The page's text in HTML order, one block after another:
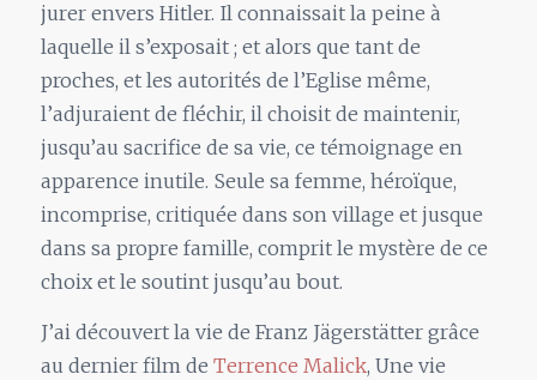
jurer envers Hitler. Il connaissait la peine à
laquelle il s’exposait ; et alors que tant de
proches, et les autorités de l’Eglise même,
l’adjuraient de fléchir, il choisit de maintenir,
jusqu’au sacrifice de sa vie, ce témoignage en
apparence inutile. Seule sa femme, héroïque,
incomprise, critiquée dans son village et jusque
dans sa propre famille, comprit le mystère de ce
choix et le soutint jusqu’au bout.
J’ai découvert la vie de Franz Jägerstätter grâce
au dernier film de Terrence Malick, Une vie